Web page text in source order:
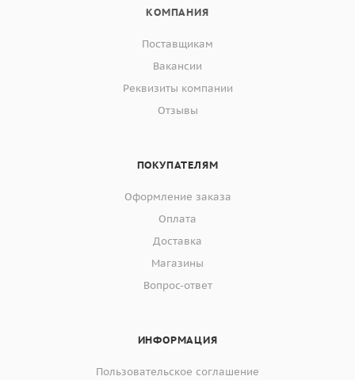
КОМПАНИЯ
Поставщикам
Вакансии
Реквизиты компании
Отзывы
ПОКУПАТЕЛЯМ
Оформление заказа
Оплата
Доставка
Магазины
Вопрос-ответ
ИНФОРМАЦИЯ
Пользовательское соглашение